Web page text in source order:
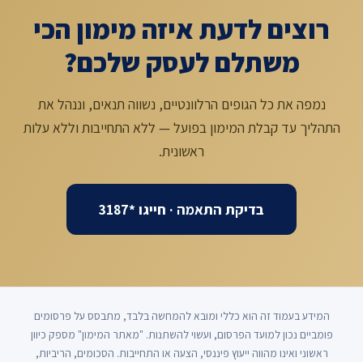
רוצים לדעת איזה מימון הכי
משתלם לעסק שלכם?
נמפה את כל הגופים הרלוונטיים, נשווה תנאים, וננהל את
התהליך עד קבלת המימון בפועל — ללא התחייבות וללא עלות
ראשונית.
בדיקת התאמה · חייגו *3187
המידע בעמוד זה הוא כללי ומובא להמחשה בלבד, מתבסס על פרסומים
פומביים נכון למועד הפרסום, ועשוי להשתנות. "מאתר המימון" מספק כיוון
ראשוני ואינו מהווה ייעוץ פיננסי, הצעה או התחייבות. הסכומים, הריביות,